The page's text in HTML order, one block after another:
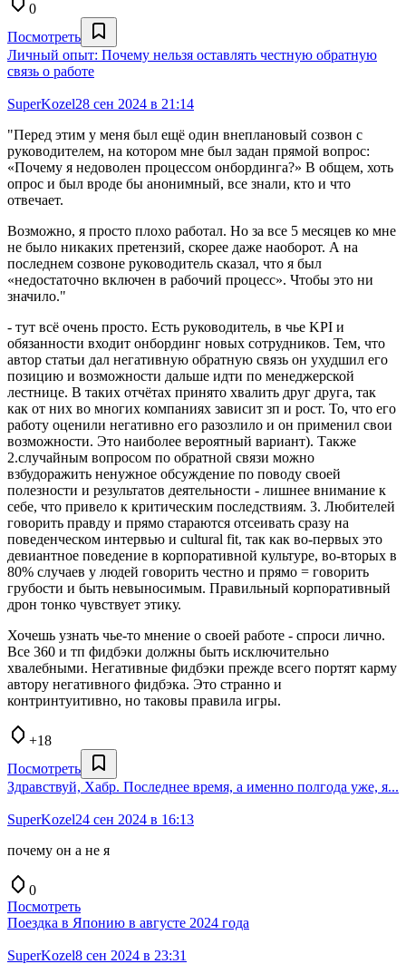
0
Посмотреть
Личный опыт: Почему нельзя оставлять честную обратную
связь о работе
SuperKozel28 сен 2024 в 21:14
"Перед этим у меня был ещё один внеплановый созвон с
руководителем, на котором мне был задан прямой вопрос:
«Почему я недоволен процессом онбординга?» В общем, хоть
опрос и был вроде бы анонимный, все знали, кто и что
отвечает.
Возможно, я просто плохо работал. Но за все 5 месяцев ко мне
не было никаких претензий, скорее даже наоборот. А на
последнем созвоне руководитель сказал, что я был
«недостаточно включен в рабочий процесс». Чтобы это ни
значило."
- тут всё очень просто. Есть руководитель, в чье KPI и
обязанности входит онбординг новых сотрудников. Тем, что
автор статьи дал негативную обратную связь он ухудшил его
позицию и возможности дальше идти по менеджерской
лестнице. В таких отчётах принято хвалить друг друга, так
как от них во многих компаниях зависит зп и рост. То, что его
работу оценили негативно его разозлило и он применил свои
возможности. Это наиболее вероятный вариант). Также
2.случайным вопросом по обратной связи можно
взбудоражить ненужное обсуждение по поводу своей
полезности и результатов деятельности - лишнее внимание к
себе, что привело к критическим последствиям. 3. Любителей
говорить правду и прямо стараются отсеивать сразу на
поведенческом интервью и cultural fit, так как во-первых это
девиантное поведение в корпоративной культуре, во-вторых в
80% случаев у людей говорить честно и прямо = говорить
грубости и быть невыносимым. Правильный корпоративный
дрон тонко чувствует этику.
Хочешь узнать чье-то мнение о своей работе - спроси лично.
Все 360 и тп фидбэки должны быть исключительно
хвалебными. Негативные фидбэки прежде всего портят карму
автору негативного фидбэка. Это странно и
контринтуитивно, но таковы правила игры.
+18
Посмотреть
Здравствуй, Хабр. Последнее время, а именно полгода уже, я...
SuperKozel24 сен 2024 в 16:13
почему он а не я
0
Посмотреть
Поездка в Японию в августе 2024 года
SuperKozel8 сен 2024 в 23:31